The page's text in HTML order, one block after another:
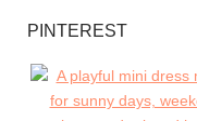
PINTEREST